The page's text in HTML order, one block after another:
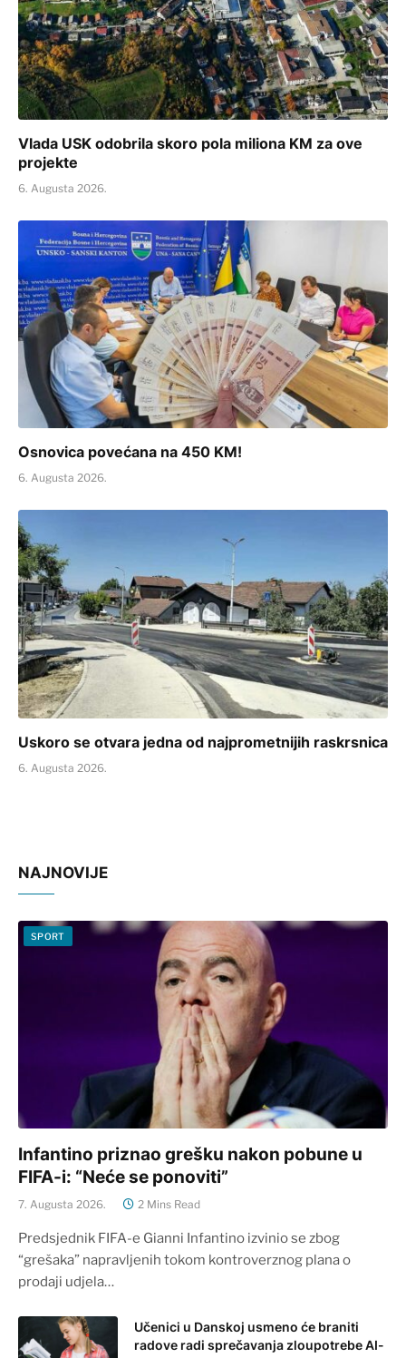
Vlada USK odobrila skoro pola miliona KM za ove
projekte
6. Augusta 2026.
Osnovica povećana na 450 KM!
6. Augusta 2026.
Uskoro se otvara jedna od najprometnijih raskrsnica
6. Augusta 2026.
NAJNOVIJE
SPORT
Infantino priznao grešku nakon pobune u
FIFA-i: “Neće se ponoviti”
7. Augusta 2026. 2 Mins Read
Predsjednik FIFA-e Gianni Infantino izvinio se zbog
“grešaka” napravljenih tokom kontroverznog plana o
prodaji udjela…
Učenici u Danskoj usmeno će braniti
radove radi sprečavanja zloupotrebe AI-